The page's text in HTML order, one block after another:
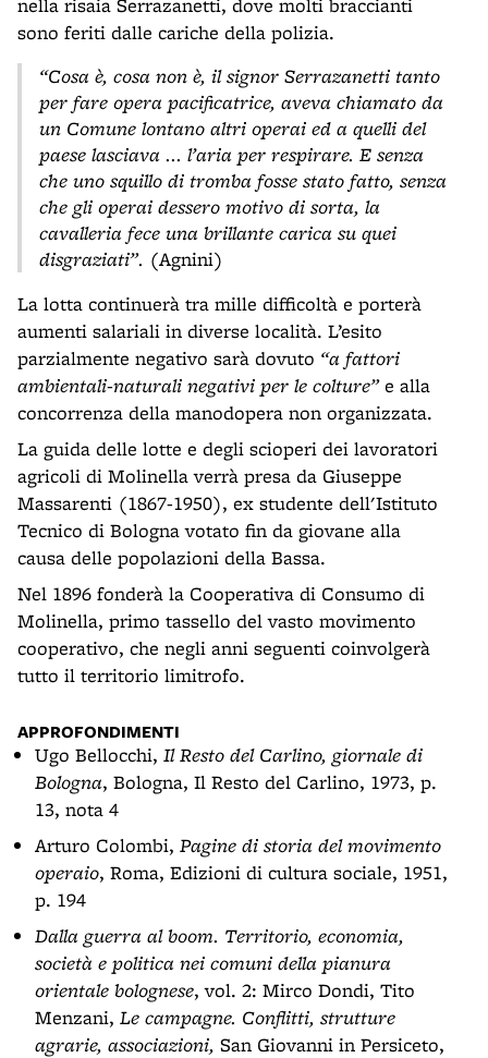
sono feriti dalle cariche della polizia.
“Cosa è, cosa non è, il signor Serrazanetti tanto
per fare opera pacificatrice, aveva chiamato da
un Comune lontano altri operai ed a quelli del
paese lasciava ... l’aria per respirare. E senza
che uno squillo di tromba fosse stato fatto, senza
che gli operai dessero motivo di sorta, la
cavalleria fece una brillante carica su quei
disgraziati”. (Agnini)
La lotta continuerà tra mille difficoltà e porterà
aumenti salariali in diverse località. L’esito
parzialmente negativo sarà dovuto “a fattori
ambientali-naturali negativi per le colture”e alla
concorrenza della manodopera non organizzata.
La guida delle lotte e degli scioperi dei lavoratori
agricoli di Molinella verrà presa da Giuseppe
Massarenti (1867-1950), ex studente dell'Istituto
Tecnico di Bologna votato fin da giovane alla
causa delle popolazioni della Bassa.
Nel 1896 fonderà la Cooperativa di Consumo di
Molinella, primo tassello del vasto movimento
cooperativo, che negli anni seguenti coinvolgerà
tutto il territorio limitrofo.
APPROFONDIMENTI
Ugo Bellocchi, Il Resto del Carlino, giornale di
Bologna, Bologna, Il Resto del Carlino, 1973, p.
13, nota 4
Arturo Colombi, Pagine di storia del movimento
operaio, Roma, Edizioni di cultura sociale, 1951,
p. 194
Dalla guerra al boom. Territorio, economia,
società e politica nei comuni della pianura
orientale bolognese, vol. 2: Mirco Dondi, Tito
Menzani, Le campagne. Conflitti, strutture
agrarie, associazioni, San Giovanni in Persiceto,